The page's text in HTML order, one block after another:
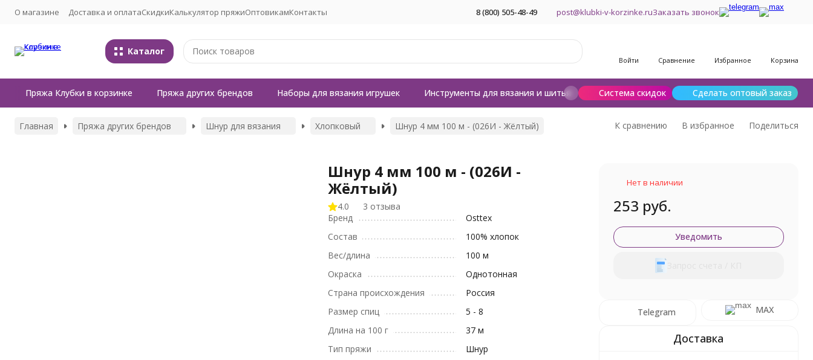
О магазине Доставка и оплатаСкидкиКалькулятор пряжиОптовикамКонтакты 8 (800) 505-48-49 post@klubki-v-korzinke.ruЗаказать звонок
Каталог
Войти Сравнение Избранное Корзина
Система скидок Сделать оптовый заказ
Пряжа Клубки в корзинке Пряжа других брендов Наборы для вязания игрушек Инструменты для вязания и шитья Шерсть для валяния
Главная Пряжа других брендов Шнур для вязания Хлопковый Шнур 4 мм 100 м - (026И - Жёлтый) К сравнению В избранное Поделиться
Шнур 4 мм 100 м - (026И -
Жёлтый)
4.0
3 отзыва
Бренд
Osttex
Состав
100% хлопок
Вес/длина
100 м
Окраска
Однотонная
Страна происхождения
Россия
Размер спиц
5 - 8
Длина на 100 г
37 м
Тип пряжи
Шнур
Нет в наличии
253 руб.
Уведомить
Telegram MAX